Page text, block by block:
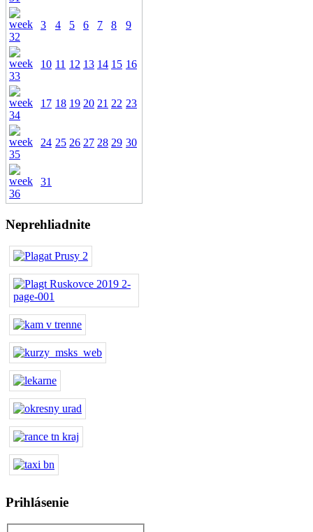
3 4 5 6 7 8 9
10 11 12 13 14 15 16
17 18 19 20 21 22 23
24 25 26 27 28 29 30
31
Neprehliadnite
Prihlásenie